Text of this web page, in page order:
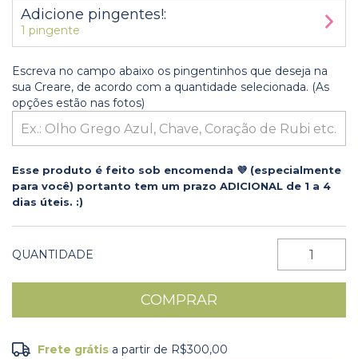
Adicione pingentes!:
1 pingente
Escreva no campo abaixo os pingentinhos que deseja na
sua Creare, de acordo com a quantidade selecionada. (As
opções estão nas fotos)
Esse produto é feito sob encomenda 💜 (especialmente
para você) portanto tem um prazo ADICIONAL de 1 a 4
dias úteis. :)
QUANTIDADE
Frete grátis R$300,00
Frete grátis a partir de R$300,00